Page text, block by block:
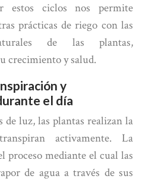
estos ciclos nos permite
prácticas de riego con las
de las plantas,
crecimiento y salud.
y
el día
de luz, las plantas realizan la
activamente. La
proceso mediante el cual las
de agua a través de sus